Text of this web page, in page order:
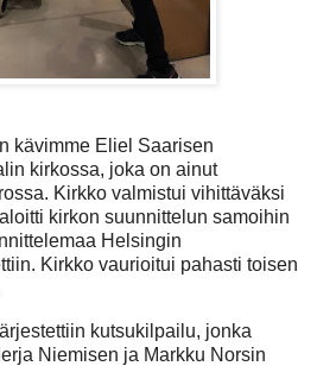
kävimme Eliel Saarisen
kirkossa, joka on ainut
Kirkko valmistui vihittäväksi
kirkon suunnittelun samoihin
Helsingin
Kirkko vaurioitui pahasti toisen
kutsukilpailu, jonka
Niemisen ja Markku Norsin